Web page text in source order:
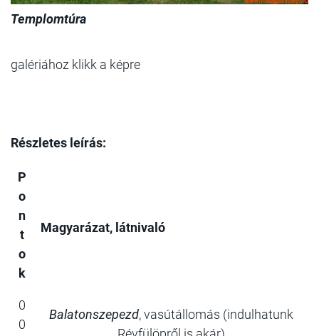
Templomtúra
galériához klikk a képre
Részletes leírás:
P
o
n
t
o
k
Magyarázat, látnivaló
0
0
Balatonszepezd, vasútállomás (indulhatunk